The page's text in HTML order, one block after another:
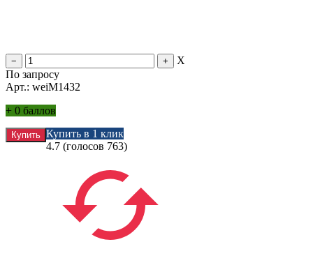
X
По запросу
Арт.: weiM1432
+ 0 баллов
Купить в 1 клик
4.7 (голосов 763)